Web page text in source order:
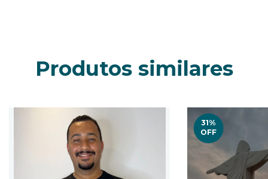
Produtos similares
31%
OFF